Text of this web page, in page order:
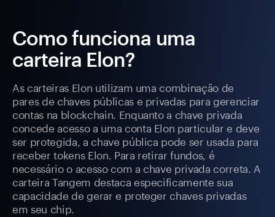
Como funciona uma
carteira Elon?
As carteiras Elon utilizam uma combinação de
pares de chaves públicas e privadas para gerenciar
contas na blockchain. Enquanto a chave privada
concede acesso a uma conta Elon particular e deve
ser protegida, a chave pública pode ser usada para
receber tokens Elon. Para retirar fundos, é
necessário o acesso com a chave privada correta. A
carteira Tangem destaca especificamente sua
capacidade de gerar e proteger chaves privadas
em seu chip.